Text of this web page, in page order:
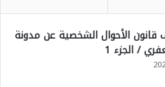
قانون الأحوال الشخصية عن مدونة
/ الجزء 1